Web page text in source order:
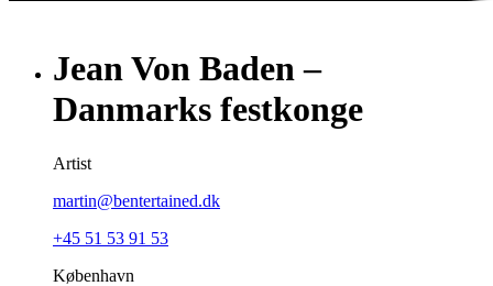
Jean Von Baden –
Danmarks festkonge
Artist
martin@bentertained.dk
+45 51 53 91 53
København